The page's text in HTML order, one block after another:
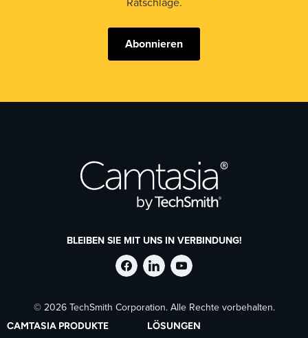
Ratschläge.
Abonnieren
BLEIBEN SIE MIT UNS IN VERBINDUNG!
TechSmith
auf
TechSmith
auf
TechSmith
auf
© 2026 TechSmith Corporation. Alle Rechte vorbehalten.
CAMTASIA PRODUKTE LÖSUNGEN